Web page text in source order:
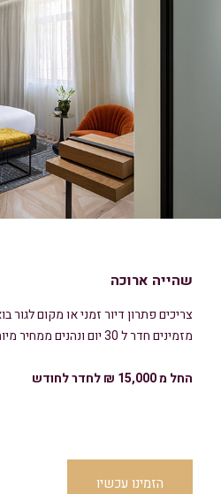
שהייה ארוכה
צריכים פתרון דיור זמני או מקום לגור
מזמינים חדר ל 30 יום ונהנים ממחיר מיוחד ותנאים מעולים
החל מ 15,000 ₪ לחדר לחודש
הזמינו עכשיו